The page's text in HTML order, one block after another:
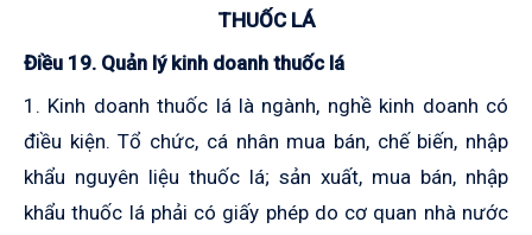
THUỐC LÁ
Điều 19. Quản lý kinh doanh thuốc lá
1. Kinh doanh thuốc lá là ngành, nghề kinh doanh có
điều kiện. Tổ chức, cá nhân mua bán, chế biến, nhập
khẩu nguyên liệu thuốc lá; sản xuất, mua bán, nhập
khẩu thuốc lá phải có giấy phép do cơ quan nhà nước